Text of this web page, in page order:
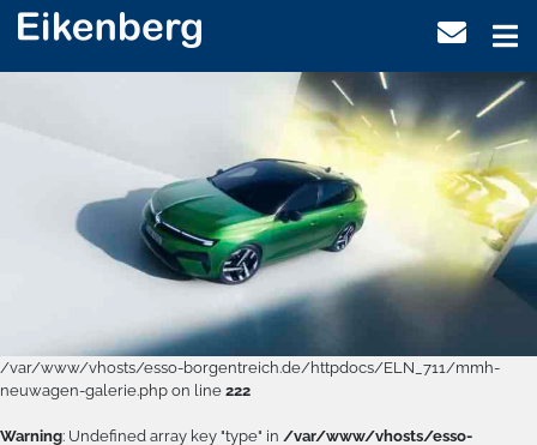
/var/www/vhosts/esso-borgentreich.de/httpdocs/ELN_711/mmh-
neuwagen-galerie.php on line 222
Warning: Undefined array key "type" in /var/www/vhosts/esso-